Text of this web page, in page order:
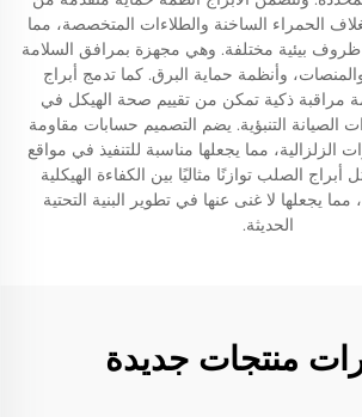
الحمراء الساخنة والطلاءات المتخصصة، مما
بيئية مختلفة. وهي مجهزة بمرافق السلامة
وأنظمة حماية البرق. كما تدمج أبراج
مراقبة ذكية تمكن من تقييم صحة الهيكل في
الصيانة التنبؤية. يضم التصميم حسابات مقاومة
الزلزالية، مما يجعلها مناسبة للتنفيذ في مواقع
الصلب توازنًا مثاليًا بين الكفاءة الهيكلية
مما يجعلها لا غنى عنها في تطوير البنية التحتية
الحديثة.
منتجات جديدة